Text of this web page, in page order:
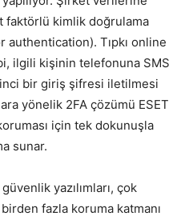
faktörlü kimlik doğrulama
authentication). Tıpkı online
ilgili kişinin telefonuna SMS
bir giriş şifresi iletilmesi
yönelik 2FA çözümü ESET
için tek dokunuşla
sunar.
yazılımları, çok
fazla koruma katmanı